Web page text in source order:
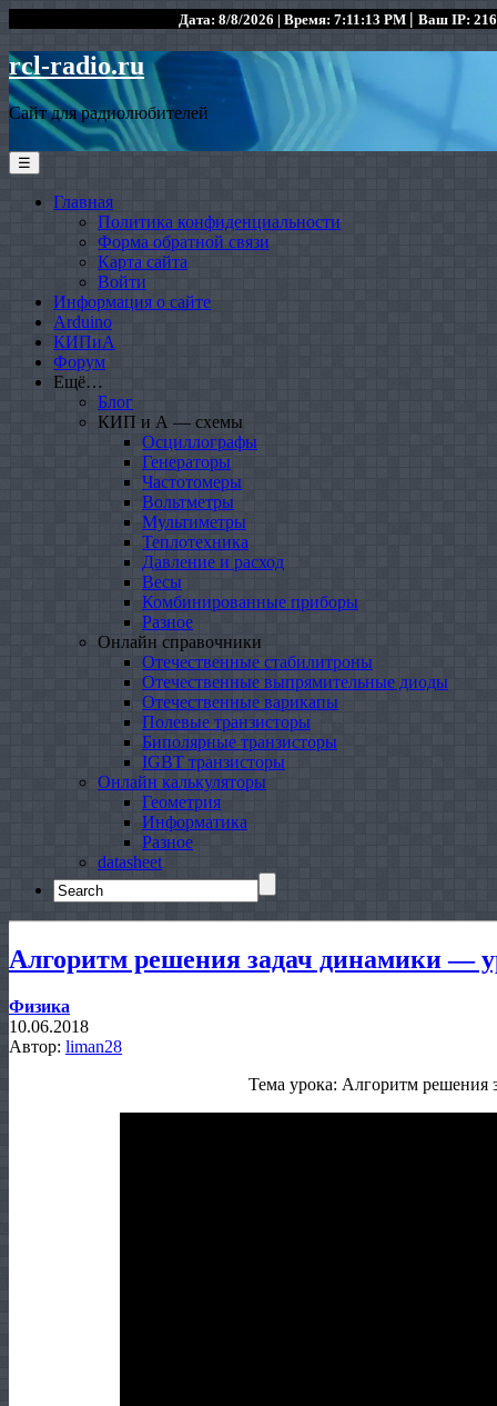
Дата: 8/8/2026 | Время: 7:11:13 PM | Ваш IP:
rcl-radio.ru
Сайт для радиолюбителей
☰
Главная
Политика конфиденциальности
Форма обратной связи
Карта сайта
Войти
Информация о сайте
Arduino
КИПиА
Форум
Ещё…
Блог
КИП и А — схемы
Осциллографы
Генераторы
Частотомеры
Вольтметры
Мультиметры
Теплотехника
Давление и расход
Весы
Комбинированные приборы
Разное
Онлайн справочники
Отечественные стабилитроны
Отечественные выпрямительные диоды
Отечественные варикапы
Полевые транзисторы
Биполярные транзисторы
IGBT транзисторы
Онлайн калькуляторы
Геометрия
Информатика
Разное
datasheet
Search
for:
Алгоритм решения задач динамики —
Физика
10.06.2018
Автор: liman28
Тема урока: Алгоритм решения